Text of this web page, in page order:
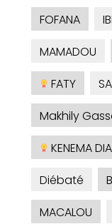
FOFANA
MAMADOU
FATY
Makhily
KENEMA
Diébaté
MACALOU